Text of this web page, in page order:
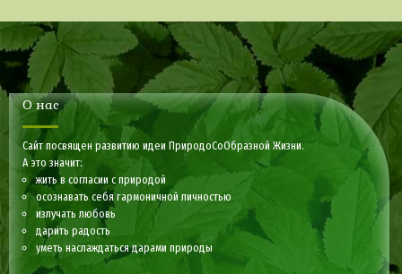
О нас
Сайт посвящен развитию идеи ПриродоСоОбразной Жизни.
А это значит:
жить в согласии с природой
осознавать себя гармоничной личностью
излучать любовь
дарить радость
уметь наслаждаться дарами природы